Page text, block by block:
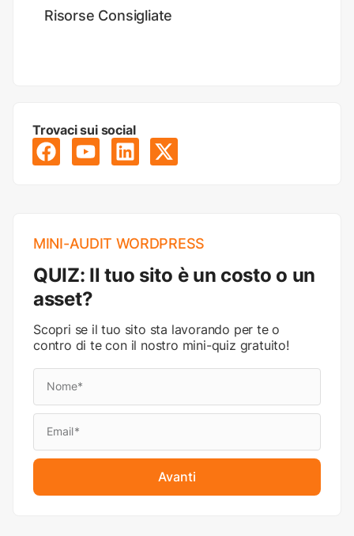
Risorse Consigliate
Trovaci sui social
MINI-AUDIT WORDPRESS
QUIZ: Il tuo sito è un costo o un
asset?
Scopri se il tuo sito sta lavorando per te o
contro di te con il nostro mini-quiz gratuito!
Avanti